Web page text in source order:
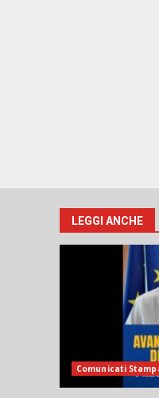
LEGGI ANCHE
Comunicati